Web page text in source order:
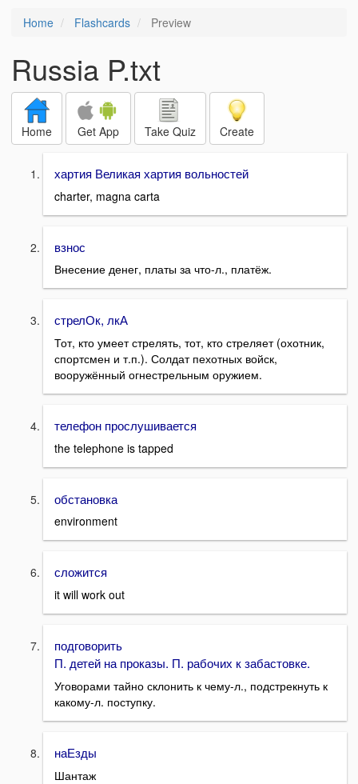
Home Flashcards Preview
Russia P.txt
Home Get App Take Quiz Create
хартия Великая хартия вольностей
charter, magna carta
взнос
Внесение денег, платы за что-л., платёж.
стрелОк, лкА
Тот, кто умеет стрелять, тот, кто стреляет (охотник,
спортсмен и т.п.). Солдат пехотных войск,
вооружённый огнестрельным оружием.
телефон прослушивается
the telephone is tapped
обстановка
environment
сложится
it will work out
подговорить
П. детей на проказы. П. рабочих к забастовке.
Уговорами тайно склонить к чему-л., подстрекнуть к
какому-л. поступку.
наЕзды
Шантаж